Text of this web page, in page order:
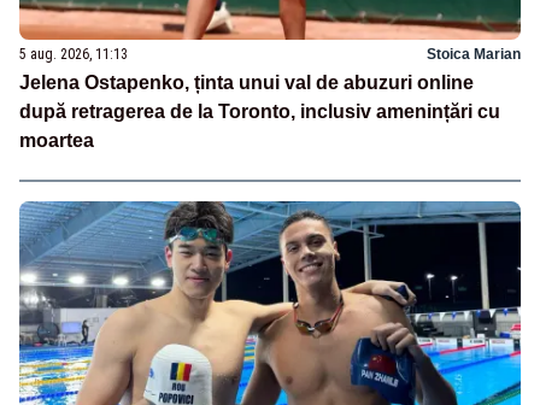
5 aug. 2026, 11:13 Stoica Marian
Jelena Ostapenko, ținta unui val de abuzuri online
după retragerea de la Toronto, inclusiv amenințări cu
moartea